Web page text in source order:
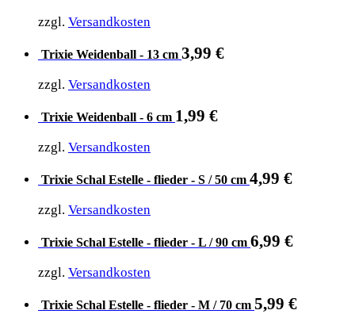
zzgl. Versandkosten
Trixie Weidenball - 13 cm 3,99 €
zzgl. Versandkosten
Trixie Weidenball - 6 cm 1,99 €
zzgl. Versandkosten
Trixie Schal Estelle - flieder - S / 50 cm 4,99 €
zzgl. Versandkosten
Trixie Schal Estelle - flieder - L / 90 cm 6,99 €
zzgl. Versandkosten
Trixie Schal Estelle - flieder - M / 70 cm 5,99 €